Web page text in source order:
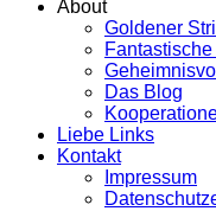
About
Goldener
Das Blog
Liebe Links
Kontakt
Impressum